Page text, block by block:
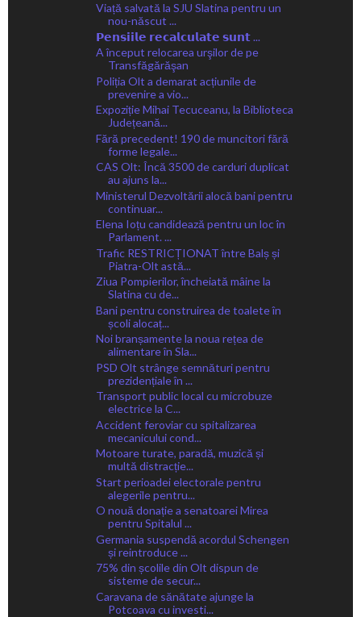
Viață salvată la SJU Slatina pentru un
nou-născut ...
𝗣𝗲𝗻𝘀𝗶𝗶𝗹𝗲 𝗿𝗲𝗰𝗮𝗹𝗰𝘂𝗹𝗮𝘁𝗲 𝘀𝘂𝗻𝘁 ...
A început relocarea urşilor de pe
Transfăgărăşan
Poliția Olt a demarat acțiunile de
prevenire a vio...
Expoziție Mihai Tecuceanu, la Biblioteca
Județeană...
Fără precedent! 190 de muncitori fără
forme legale...
CAS Olt: Încă 3500 de carduri duplicat
au ajuns la...
Ministerul Dezvoltării alocă bani pentru
continuar...
Elena Ioțu candidează pentru un loc în
Parlament. ...
Trafic RESTRICȚIONAT între Balș și
Piatra-Olt astă...
Ziua Pompierilor, încheiată mâine la
Slatina cu de...
Bani pentru construirea de toalete în
școli alocaț...
Noi branșamente la noua rețea de
alimentare în Sla...
PSD Olt strânge semnături pentru
prezidențiale în ...
Transport public local cu microbuze
electrice la C...
Accident feroviar cu spitalizarea
mecanicului cond...
Motoare turate, paradă, muzică și
multă distracție...
Start perioadei electorale pentru
alegerile pentru...
O nouă donație a senatoarei Mirea
pentru Spitalul ...
Germania suspendă acordul Schengen
și reintroduce ...
75% din școlile din Olt dispun de
sisteme de secur...
Caravana de sănătate ajunge la
Potcoava cu investi...